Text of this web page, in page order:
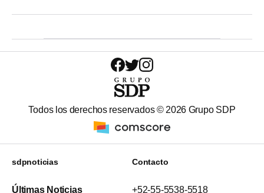
Todos los derechos reservados © 2026 Grupo SDP
sdpnoticias
Últimas Noticias
Contacto
+52-55-5538-5518